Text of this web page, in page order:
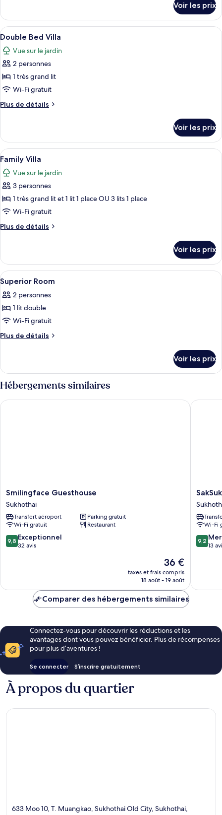
Superior
Room
le
type
de
chambre
Superior
Room
Voir les prix
Afficher
toutes
les
photos
pour
ce
type
de
Double
Bed
Villa
Une chambre à coucher avec un lit,
1
Double Bed Villa
Vue sur le jardin
2 personnes
1 très grand lit
Wi-Fi gratuit
Plus de détails
Plus
le
type
de
chambre
Double
Bed
Voir les prix
Afficher
toutes
les
photos
pour
ce
type
de
Family
Villa
Une chambre d’hôtel avec deux
2
Family Villa
Vue sur le jardin
3 personnes
1 très grand lit et 1 lit 1 place OU 3 lits 1 place
Wi-Fi gratuit
Plus de détails
Plus
le
type
de
chambre
Family
Villa
Voir les prix
Afficher
toutes
les
photos
pour
ce
chambre :
Superior
Room
4
Superior Room
2 personnes
1 lit double
Wi-Fi gratuit
Plus de détails
Plus
le
type
de
chambre
Superior
Voir les prix
Hébergements similaires
Smilingface
Guesthouse
Sukhothai
Smilingface Guesthouse
Sukhothai
Transfert aéroport
Parking gratuit
Wi-Fi gratuit
Restaurant
9.8
sur
9,8 Exceptionnel
32 avis
Le
nouveau
prix
de
36 €
taxes et frais compris
18 août - 19 août
Smilingface Guesthouse
Resort
Wi-Fi
9.2
sur
9,2
13
Comparer des hébergements similaires
Connectez-vous pour découvrir les réductions et les
avantages dont vous pouvez bénéficier. Plus de récompenses
pour plus d’aventures !
Se connecter S’inscrire gratuitement
À propos du quartier
633 Moo 10, T. Muangkao, Sukhothai Old City, Sukhothai,